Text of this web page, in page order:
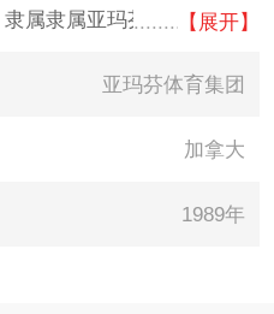
属隶属亚玛芬体育集团，
涉及有户外服装、背包和
【展开】
亚玛芬体育集团
加拿大
1989年